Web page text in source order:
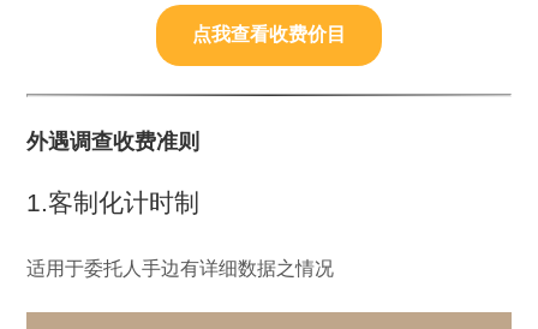
点我查看收费价目
外遇调查收费准则
1.客制化计时制
适用于委托人手边有详细数据之情况